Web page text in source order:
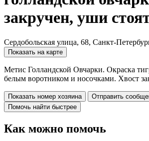
закручен, уши
Сердобольская улица, 68, Санкт-
Показать на карте
Метис Голландской Овчарки. Окраска
белым воротником и носочками. Хвост
Показать номер хозяина
Отправить
Помочь найти быстрее
Как можно помочь